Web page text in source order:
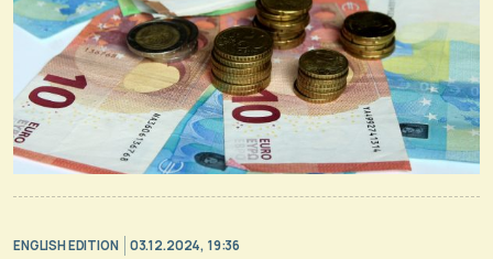
ENGLISH EDITION 03.12.2024, 19:36